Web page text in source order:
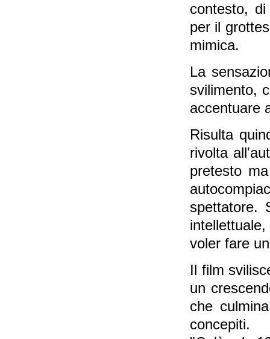
contesto,
per il
mimica.
La
svilimento,
accentuare
Risulta
rivolta
pretesto
spettatore.
voler fare
Il film
un
che
concepiti.